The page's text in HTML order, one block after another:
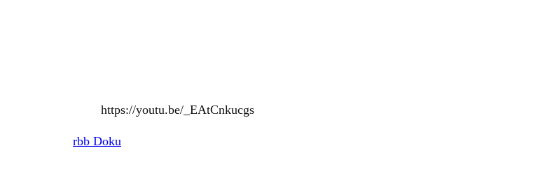
https://youtu.be/_EAtCnkucgs
rbb Doku